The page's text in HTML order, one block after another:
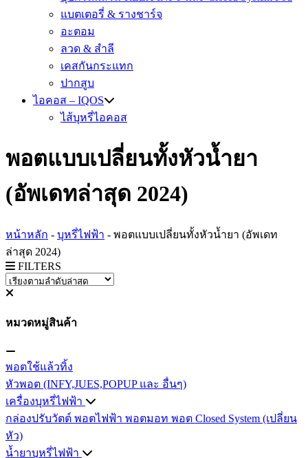
แบตเตอรี่ & รางชาร์จ
อะตอม
ลวด ​& สำลี
เคสกันกระแทก
ปากสูบ
ไอคอส – IQOS
ไส้บุหรี่ไอคอส
พอตแบบเปลี่ยนทั้งหัวน้ำยา
(อัพเดทล่าสุด 2024)
หน้าหลัก - บุหรี่ไฟฟ้า - พอตแบบเปลี่ยนทั้งหัวน้ำยา (อัพเดท
ล่าสุด 2024)
FILTERS
หมวดหมู่สินค้า
พอตใช้แล้วทิ้ง
หัวพอต (INFY,JUES,POPUP และ อื่นๆ)
เครื่องบุหรี่ไฟฟ้า
กล่องปรับวัตต์ พอตไฟฟ้า พอตมอท พอต Closed System (เปลี่ยน
หัว)
น้ำยาบุหรี่ไฟฟ้า